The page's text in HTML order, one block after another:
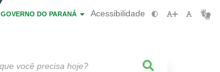
GOVERNO DO PARANÁ Acessibilidade